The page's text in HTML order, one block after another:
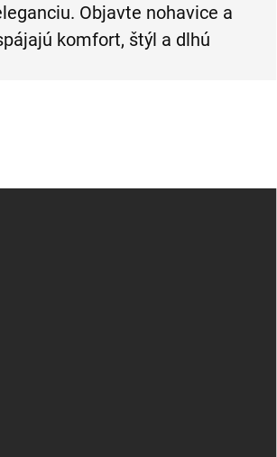
Objavte nohavice a
komfort, štýl a dlhú